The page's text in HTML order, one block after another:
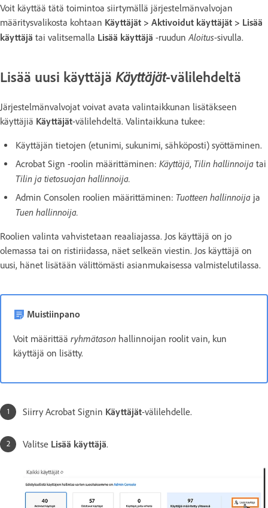
Voit käyttää tätä toimintoa siirtymällä järjestelmänvalvojan
määritysvalikosta kohtaan Käyttäjät > Aktivoidut käyttäjät > Lisää
käyttäjä tai valitsemalla Lisää käyttäjä -ruudunAloitus-sivulla.
Lisää uusi käyttäjä Käyttäjät-välilehdeltä
Järjestelmänvalvojat voivat avata valintaikkunan lisätäkseen
käyttäjiä Käyttäjät-välilehdeltä. Valintaikkuna tukee:
Käyttäjän tietojen (etunimi, sukunimi, sähköposti) syöttäminen.
Acrobat Sign -roolin määrittäminen: Käyttäjä, Tilin hallinnoija tai
Tilin ja tietosuojan hallinnoija.
Admin Consolen roolien määrittäminen: Tuotteen hallinnoija ja
Tuen hallinnoija.
Roolien valinta vahvistetaan reaaliajassa. Jos käyttäjä on jo
olemassa tai on ristiriidassa, näet selkeän viestin. Jos käyttäjä on
uusi, hänet lisätään välittömästi asianmukaisessa valmistelutilassa.
Muistiinpano
Voit määrittää ryhmätason hallinnoijan roolit vain, kun
käyttäjä on lisätty.
Siirry Acrobat Signin Käyttäjät-välilehdelle.
Valitse Lisää käyttäjä.